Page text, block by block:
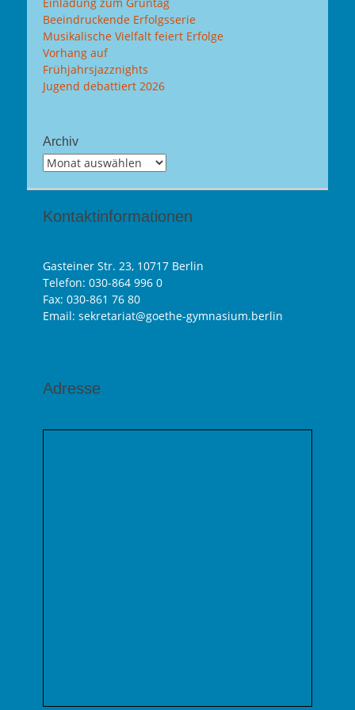
Beeindruckende Erfolgsserie
Musikalische Vielfalt feiert Erfolge
Vorhang auf
Frühjahrsjazznights
Jugend debattiert 2026
Archiv
Archiv
Kontaktinformationen
Gasteiner Str. 23, 10717 Berlin
Telefon: 030-864 996 0
Fax: 030-861 76 80
Email: sekretariat@goethe-gymnasium.berlin
Adresse